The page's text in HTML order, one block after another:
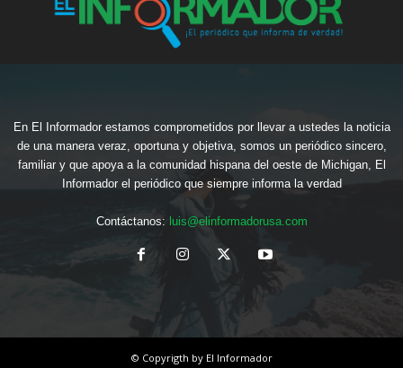
En El Informador estamos comprometidos por llevar a ustedes la noticia
de una manera veraz, oportuna y objetiva, somos un periódico sincero,
familiar y que apoya a la comunidad hispana del oeste de Michigan, El
Informador el periódico que siempre informa la verdad
Contáctanos: luis@elinformadorusa.com
© Copyrigth by El Informador